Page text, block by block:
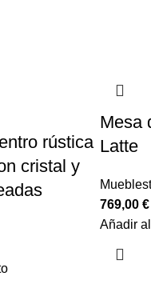
rústica
cristal y
Mesa
Latte
769,00 €
Añadir